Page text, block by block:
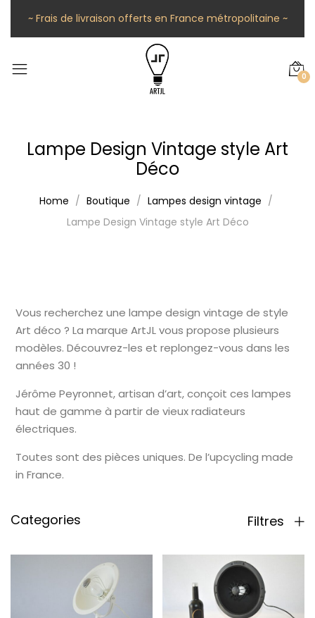
~ Frais de livraison offerts en France métropolitaine ~
0
Lampe Design Vintage style Art
Déco
Home Boutique
Lampes design vintage
Lampe Design Vintage style Art Déco
Vous recherchez une lampe design vintage de style
Art déco ? La marque ArtJL vous propose plusieurs
modèles. Découvrez-les et replongez-vous dans les
années 30 !
Jérôme Peyronnet, artisan d’art, conçoit ces lampes
haut de gamme à partir de vieux radiateurs
électriques.
Toutes sont des pièces uniques. De l’upcycling made
in France.
Categories Filtres